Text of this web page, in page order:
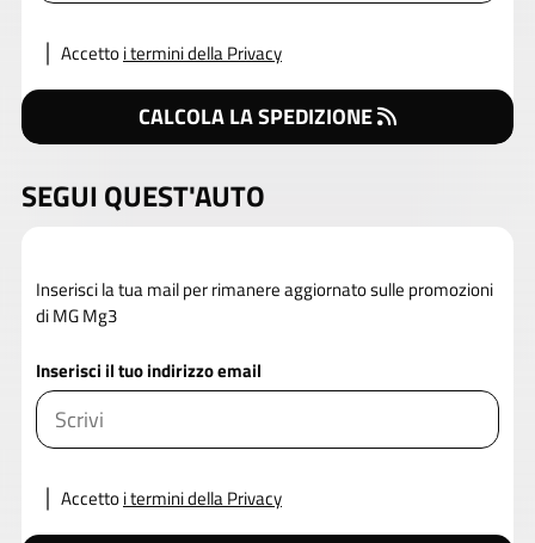
Accettoi termini della Privacy
CALCOLA LA SPEDIZIONE
SEGUI QUEST'AUTO
Inserisci la tua mail per rimanere aggiornato sulle promozioni
di MG Mg3
Inserisci il tuo indirizzo email
Accettoi termini della Privacy